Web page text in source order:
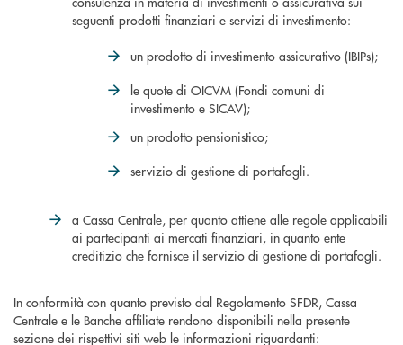
seguenti prodotti finanziari e servizi di investimento:
un prodotto di investimento assicurativo (IBIPs);
le quote di OICVM (Fondi comuni di
investimento e SICAV);
un prodotto pensionistico;
servizio di gestione di portafogli.
a Cassa Centrale, per quanto attiene alle regole applicabili
ai partecipanti ai mercati finanziari, in quanto ente
creditizio che fornisce il servizio di gestione di portafogli.
In conformità con quanto previsto dal Regolamento SFDR, Cassa
Centrale e le Banche affiliate rendono disponibili nella presente
sezione dei rispettivi siti web le informazioni riguardanti: